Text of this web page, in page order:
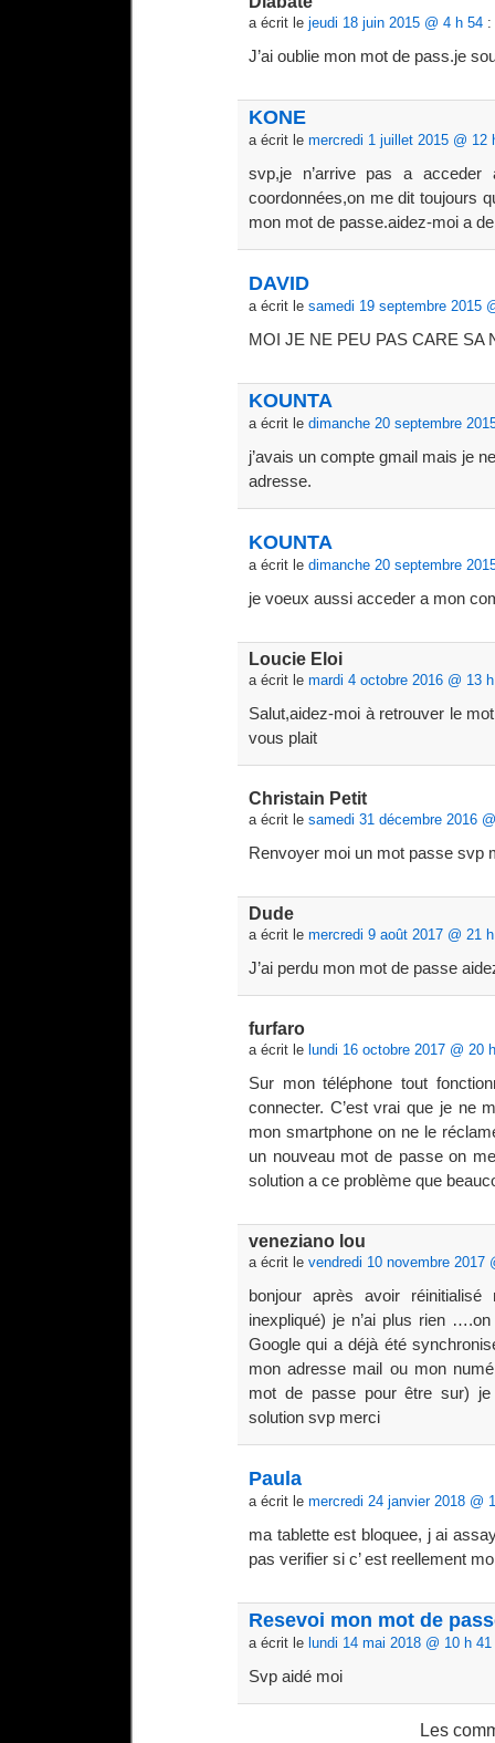
a écrit le jeudi 18 juin 2015 @ 4 h 54 :
J’ai oublie mon mot de pass.je
KONE
a écrit le mercredi 1 juillet 2015 @ 12
svp,je n’arrive pas a
coordonnées,on me dit toujours
mon mot de passe.aidez-moi a
DAVID
a écrit le samedi 19 septembre 2015
MOI JE NE PEU PAS CARE SA
KOUNTA
a écrit le dimanche 20 septembre
j’avais un compte gmail mais je
adresse.
KOUNTA
a écrit le dimanche 20 septembre
je voeux aussi acceder a mon
Loucie Eloi
a écrit le mardi 4 octobre 2016 @ 13
Salut,aidez-moi à retrouver le
vous plait
Christain Petit
a écrit le samedi 31 décembre 2016
Renvoyer moi un mot passe svp
Dude
a écrit le mercredi 9 août 2017 @ 21
J’ai perdu mon mot de passe
furfaro
a écrit le lundi 16 octobre 2017 @ 20
Sur mon téléphone tout
connecter. C’est vrai que je ne
mon smartphone on ne le
un nouveau mot de passe on
solution a ce problème que
veneziano lou
a écrit le vendredi 10 novembre 2017
bonjour après avoir
inexpliqué) je n’ai plus rien
Google qui a déjà été
mon adresse mail ou mon
mot de passe pour être sur)
solution svp merci
Paula
a écrit le mercredi 24 janvier 2018 @
ma tablette est bloquee, j ai
pas verifier si c’ est reellement
Resevoi mon mot de
a écrit le lundi 14 mai 2018 @ 10 h 41
Svp aidé moi
Les